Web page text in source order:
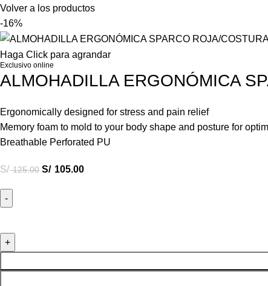
Volver a los productos
-16%
Haga Click para agrandar
Exclusivo online
ALMOHADILLA ERGONÓMICA
Ergonomically designed for stress and pain relief
Memory foam to mold to your body shape and posture for
Breathable Perforated PU
S/125.00 S/ 105.00